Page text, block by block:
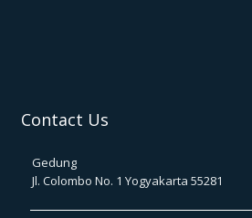
Contact Us
Gedung
Jl. Colombo No. 1 Yogyakarta 55281